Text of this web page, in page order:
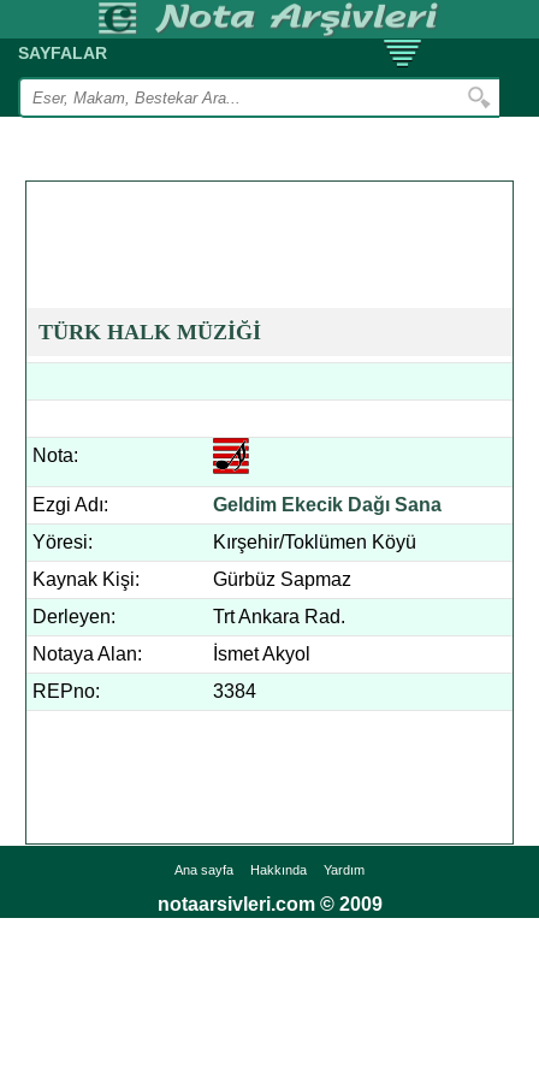
SAYFALAR
TÜRK HALK MÜZİĞİ
Nota:
Ezgi Adı:
Geldim Ekecik Dağı Sana
Yöresi:
Kırşehir/Toklümen Köyü
Kaynak Kişi:
Gürbüz Sapmaz
Derleyen:
Trt Ankara Rad.
Notaya Alan:
İsmet Akyol
REPno:
3384
Ana sayfa Hakkında Yardım
notaarsivleri.com © 2009